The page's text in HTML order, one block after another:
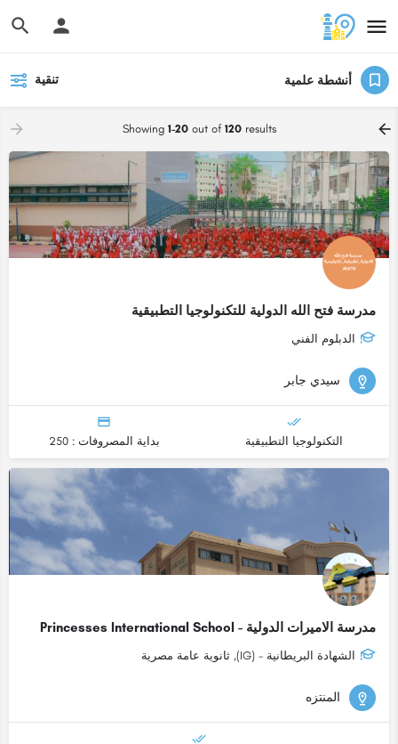
أنشطة علمية تنقية
Showing 1-20out of 120results
مدرسة فتح الله الدولية للتكنولوجيا التطبيقية
الدبلوم الفني
سيدي جابر
التكنولوجيا التطبيقية بداية المصروفات : 250
مدرسة الاميرات الدولية - Princesses International School
الشهادة البريطانية - (IG), ثانوية عامة مصرية
المنتزه